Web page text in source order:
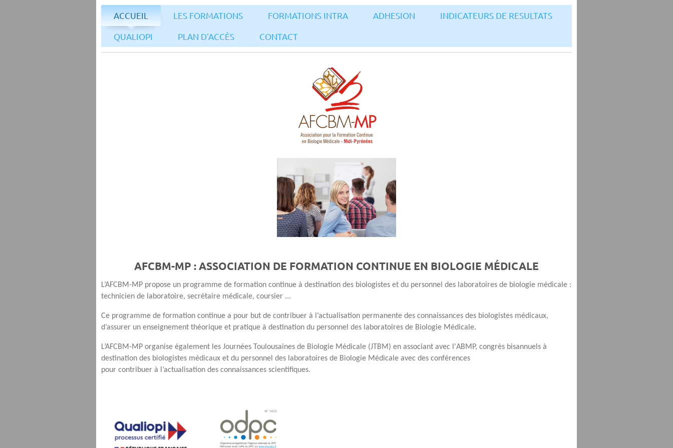
ACCUEIL LES FORMATIONS FORMATIONS INTRA ADHESION
INDICATEURS DE RESULTATS
QUALIOPI
PLAN D'ACCÈS CONTACT
AFCBM-MP : ASSOCIATION DE FORMATION CONTINUE EN BIOLOGIE MÉDICALE
L’AFCBM-MP propose un programme de formation continue à destination des biologistes et du personnel des laboratoires de biologie médicale :
technicien de laboratoire, secrétaire médicale, coursier ...
Ce programme de formation continue a pour but de contribuer à l’actualisation permanente des connaissances des biologistes médicaux,
d’assurer un enseignement théorique et pratique à destination du personnel des laboratoires de Biologie Médicale.
L’AFCBM-MP organise également les Journées Toulousaines de Biologie Médicale (JTBM) en associant avec l'ABMP, congrès bisannuels à
destination des biologistes médicaux et du personnel des laboratoires de Biologie Médicale avec des conférences
pour contribuer à l’actualisation des connaissances scientifiques.